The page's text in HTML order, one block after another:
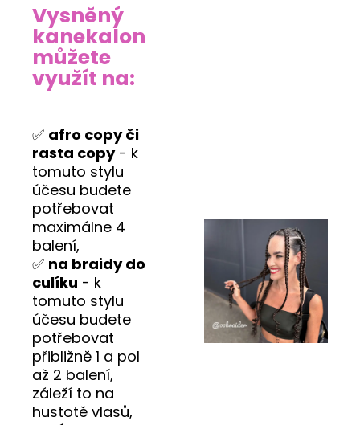
Vysněný
kanekalon
můžete
využít na:
✅ afro copy či
rasta copy- k
tomuto stylu
účesu budete
potřebovat
maximálne 4
balení,
✅ na braidy do
culíku - k
tomuto stylu
účesu budete
potřebovat
přibližně 1 a pol
až 2 balení,
záleží to na
hustotě vlasů,